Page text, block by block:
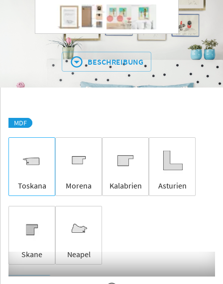
BESCHREIBUNG
MDF
Toskana Morena Kalabrien Asturien
Skane Neapel